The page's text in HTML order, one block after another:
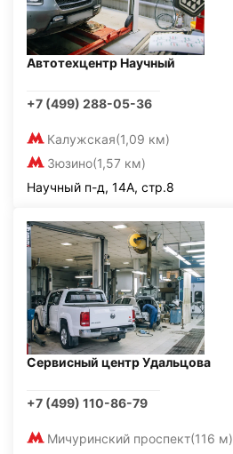
Автотехцентр Научный
+7 (499) 288-05-36
Калужская(1,09 км)
Зюзино(1,57 км)
Научный п-д, 14А, стр.8
Сервисный центр Удальцова
+7 (499) 110-86-79
Мичуринский проспект(116 м)